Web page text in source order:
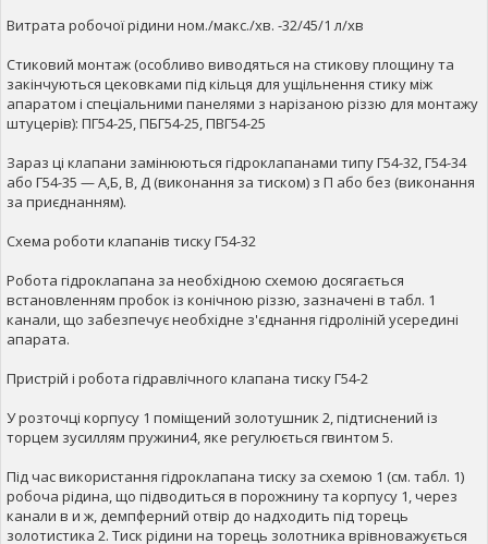
Витрата робочої рідини ном./макс./хв. -32/45/1 л/хв
Стиковий монтаж (особливо виводяться на стикову площину та
закінчуються цековками під кільця для ущільнення стику між
апаратом і спеціальними панелями з нарізаною різзю для монтажу
штуцерів): ПГ54-25, ПБГ54-25, ПВГ54-25
Зараз ці клапани замінюються гідроклапанами типу Г54-32, Г54-34
або Г54-35 — А,Б, В, Д (виконання за тиском) з П або без (виконання
за приєднанням).
Схема роботи клапанів тиску Г54-32
Робота гідроклапана за необхідною схемою досягається
встановленням пробок із конічною різзю, зазначені в табл. 1
канали, що забезпечує необхідне з'єднання гідроліній усередині
апарата.
Пристрій і робота гідравлічного клапана тиску Г54-2
У розточці корпусу 1 поміщений золотушник 2, підтиснений із
торцем зусиллям пружини4, яке регулюється гвинтом 5.
Під час використання гідроклапана тиску за схемою 1 (см. табл. 1)
робоча рідина, що підводиться в порожнину та корпусу 1, через
канали в и ж, демпферний отвір до надходить під торець
золотистика 2. Тиск рідини на торець золотника врівноважується